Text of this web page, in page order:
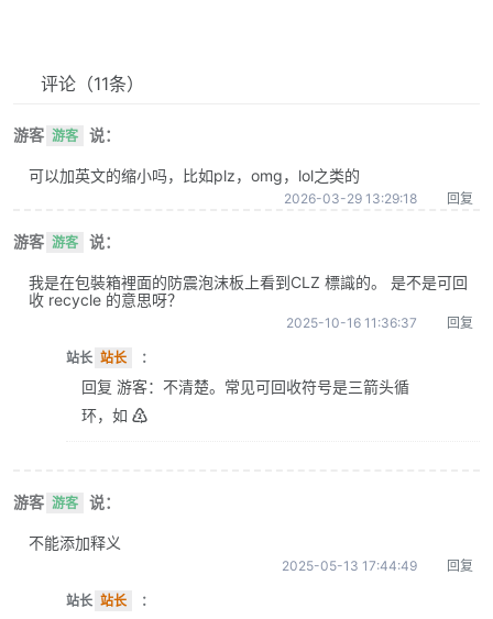
评论 （11条）
游客 游客 说：
可以加英文的缩小吗，比如plz，omg，lol之类的
2026-03-29 13:29:18 回复
游客 游客 说：
我是在包裝箱裡面的防震泡沫板上看到CLZ 標識的。 是不是可回
收 recycle 的意思呀？
2025-10-16 11:36:37 回复
站长 站长 ：
回复 游客：不清楚。常见可回收符号是三箭头循
环，如 ♴
游客 游客 说：
不能添加释义
2025-05-13 17:44:49 回复
站长 站长 ：